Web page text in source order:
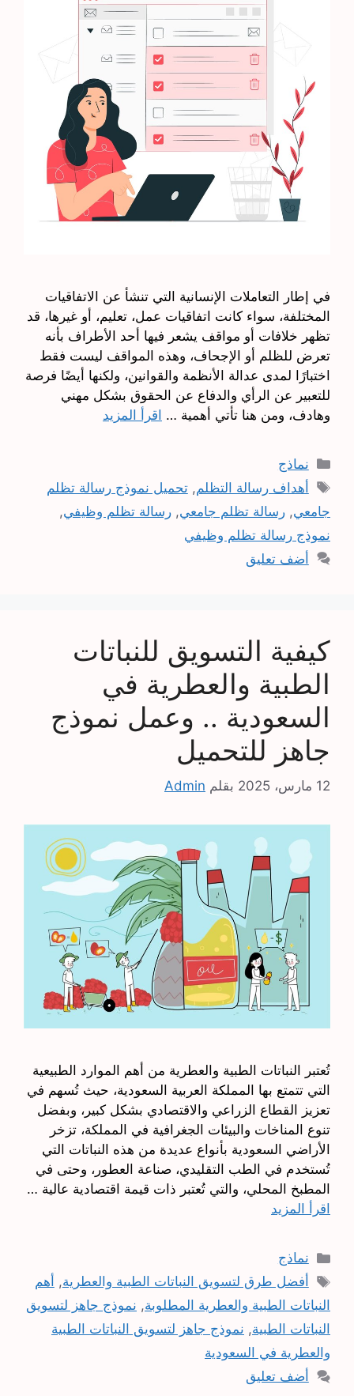
في إطار التعاملات الإنسانية التي تنشأ عن الاتفاقيات
المختلفة، سواء كانت اتفاقيات عمل، تعليم، أو غيرها، قد
تظهر خلافات أو مواقف يشعر فيها أحد الأطراف بأنه
تعرض للظلم أو الإجحاف، وهذه المواقف ليست فقط
اختبارًا لمدى عدالة الأنظمة والقوانين، ولكنها أيضًا فرصة
للتعبير عن الرأي والدفاع عن الحقوق بشكل مهني
وهادف، ومن هنا تأتي أهمية … اقرأ المزيد
التصنيفات
نماذج
الوسوم
أهداف رسالة التظلم,تحميل نموذج رسالة تظلم
جامعي, رسالة تظلم جامعي, رسالة تظلم وظيفي,
نموذج رسالة تظلم وظيفي
أضف تعليق
كيفية التسويق للنباتات
الطبية والعطرية في
السعودية .. وعمل نموذج
جاهز للتحميل
12 مارس، 2025 بقلم Admin
تُعتبر النباتات الطبية والعطرية من أهم الموارد الطبيعية
التي تتمتع بها المملكة العربية السعودية، حيث تُسهم في
تعزيز القطاع الزراعي والاقتصادي بشكل كبير، وبفضل
تنوع المناخات والبيئات الجغرافية في المملكة، تزخر
الأراضي السعودية بأنواع عديدة من هذه النباتات التي
تُستخدم في الطب التقليدي، صناعة العطور، وحتى في
المطبخ المحلي، والتي تُعتبر ذات قيمة اقتصادية عالية …
اقرأ المزيد
التصنيفات
نماذج
الوسوم
أفضل طرق لتسويق النباتات الطبية والعطرية, أهم
النباتات الطبية والعطرية المطلوبة, نموذج جاهز لتسويق
النباتات الطبية, نموذج جاهز لتسويق النباتات الطبية
والعطرية في السعودية
أضف تعليق